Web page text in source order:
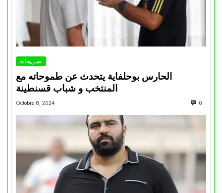
تصريحات
الحارس بوحلفاية يتحدث عن طموحاته مع
المنتخب و شباب قسنطينة
Octobre 8, 2024 0